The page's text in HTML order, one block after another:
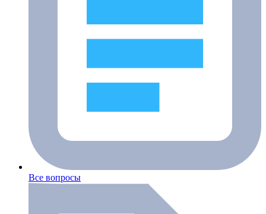
Все вопросы